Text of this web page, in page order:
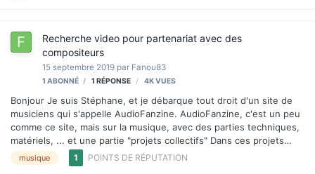
Recherche video pour partenariat avec des
compositeurs
15 septembre 2019 par Fanou83
1 ABONNÉ 1 RÉPONSE 4KVUES
Bonjour Je suis Stéphane, et je débarque tout droit d'un site de
musiciens qui s'appelle AudioFanzine. AudioFanzine, c'est un peu
comme ce site, mais sur la musique, avec des parties techniques,
matériels, ... et une partie "projets collectifs" Dans ces projets
collectifs, il y a notamment les compos inspirées (les musiciens
doivent composer une musique, totalement inspirée par une
musique 1 POINTS DE RÉPUTATION